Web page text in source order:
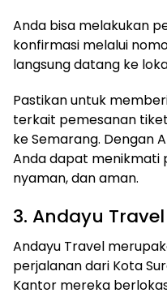
Anda bisa melakukan
konfirmasi melalui
langsung datang ke
Pastikan untuk
terkait pemesanan
ke Semarang. Dengan
Anda dapat menikmati
nyaman, dan aman.
3. Andayu Travel
Andayu Travel
perjalanan dari Kota
Kantor mereka